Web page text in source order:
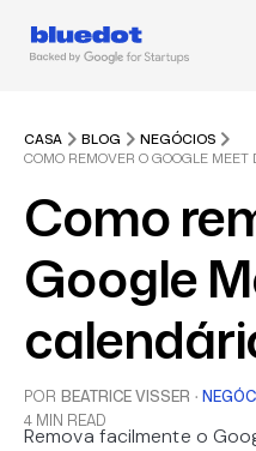
CASA BLOG
NEGÓCIOS
Como
Google
POR BEATRICE VISSER ·
4 MIN READ
Remova facilmente o